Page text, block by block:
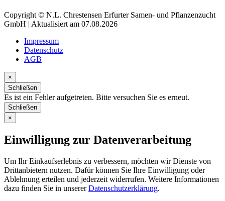
Copyright © N.L. Chrestensen Erfurter Samen- und Pflanzenzucht
GmbH | Aktualisiert am 07.08.2026
Impressum
Datenschutz
AGB
×
Schließen
Es ist ein Fehler aufgetreten. Bitte versuchen Sie es erneut.
Schließen
×
Einwilligung zur Datenverarbeitung
Um Ihr Einkaufserlebnis zu verbessern, möchten wir Dienste von
Drittanbietern nutzen. Dafür können Sie Ihre Einwilligung oder
Ablehnung erteilen und jederzeit widerrufen. Weitere Informationen
dazu finden Sie in unsererDatenschutzerklärung.